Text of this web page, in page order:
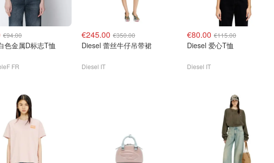
€94.00
白色金属D标志T恤
FR
€245.00 €350.00
Diesel 蕾丝牛仔吊带裙
Diesel IT
€80.00 €115.00
Diesel 爱心T恤
Diesel IT